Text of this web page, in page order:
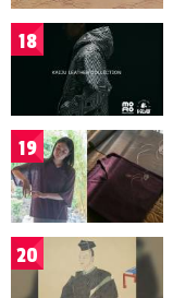
18
19
20